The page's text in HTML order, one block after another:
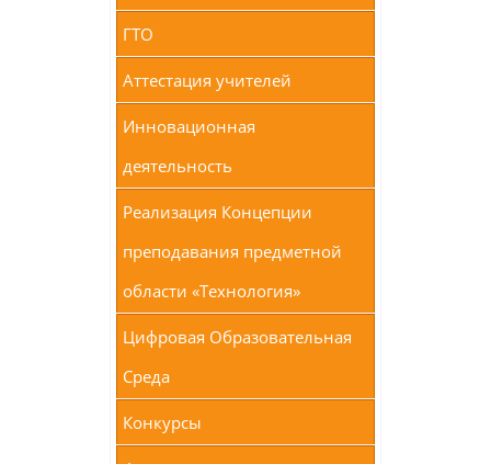
ГТО
Аттестация учителей
Инновационная
деятельность
Реализация Концепции
преподавания предметной
области «Технология»
Цифровая Образовательная
Среда
Конкурсы